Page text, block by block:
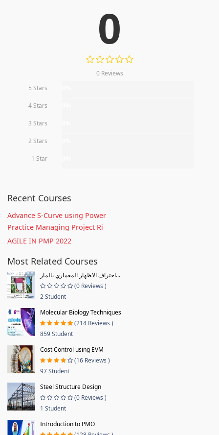
0
0 Reviews
5 Stars
4 Stars
3 Stars
2 Stars
1 Star
Recent Courses
Advance S-Curve using Power
Practice Managing Project Ri
AGILE IN PMP 2022
Most Related Courses
احتراف الاظهار المعماري بالمار...
(0 Reviews )
2 Student
Molecular Biology Techniques
(214 Reviews )
859 Student
Cost Control using EVM
(16 Reviews )
97 Student
Steel Structure Design
(0 Reviews )
1 Student
Introduction to PMO